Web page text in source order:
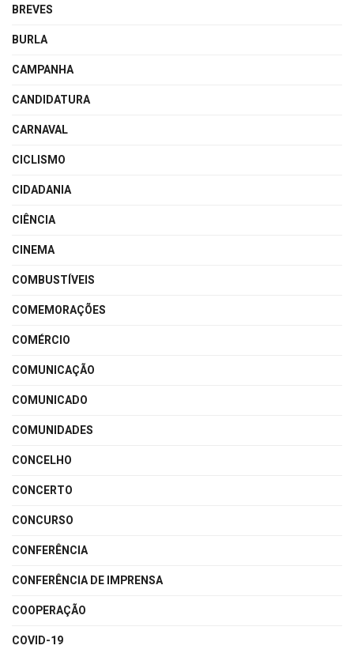
BREVES
BURLA
CAMPANHA
CANDIDATURA
CARNAVAL
CICLISMO
CIDADANIA
CIÊNCIA
CINEMA
COMBUSTÍVEIS
COMEMORAÇÕES
COMÉRCIO
COMUNICAÇÃO
COMUNICADO
COMUNIDADES
CONCELHO
CONCERTO
CONCURSO
CONFERÊNCIA
CONFERÊNCIA DE IMPRENSA
COOPERAÇÃO
COVID-19